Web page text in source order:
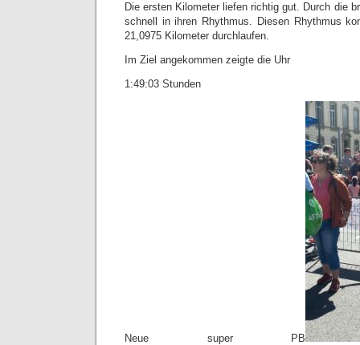
Die ersten Kilometer liefen richtig gut. Durch die
schnell in ihren Rhythmus. Diesen Rhythmus
21,0975 Kilometer durchlaufen.
Im Ziel angekommen zeigte die Uhr
1:49:03 Stunden
Neue super PB